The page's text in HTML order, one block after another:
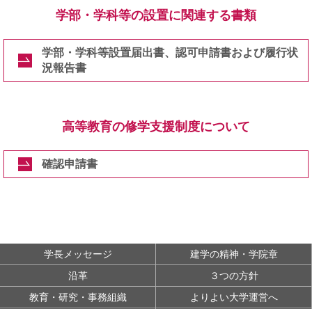
学部・学科等の設置に関連する書類
学部・学科等設置届出書、認可申請書および履行状
況報告書
高等教育の修学支援制度について
確認申請書
学長メッセージ
建学の精神・学院章
沿革
３つの方針
教育・研究・事務組織
よりよい大学運営へ